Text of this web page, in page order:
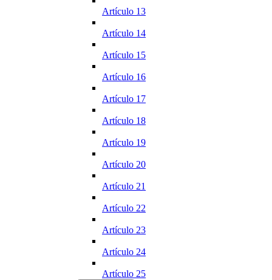
Artículo 13
Artículo 14
Artículo 15
Artículo 16
Artículo 17
Artículo 18
Artículo 19
Artículo 20
Artículo 21
Artículo 22
Artículo 23
Artículo 24
Artículo 25